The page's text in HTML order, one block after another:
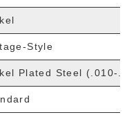
Style
Plated Steel (.010-